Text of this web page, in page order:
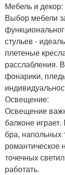
Мебель и декор:
Выбор мебели
стульев -
плетеные
расслабления.
фонарики,
Освещение:
Освещение
балконе
бра, напольных
романтическое
точечных
работать.